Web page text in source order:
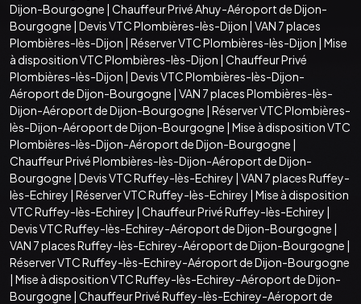
Dijon-Bourgogne | Chauffeur Privé Ahuy-Aéroport de Dijon-
Bourgogne | Devis VTC Plombières-lès-Dijon | VAN 7 places
Plombières-lès-Dijon | Réserver VTC Plombières-lès-Dijon | Mise
à disposition VTC Plombières-lès-Dijon | Chauffeur Privé
Plombières-lès-Dijon | Devis VTC Plombières-lès-Dijon-
Aéroport de Dijon-Bourgogne | VAN 7 places Plombières-lès-
Dijon-Aéroport de Dijon-Bourgogne | Réserver VTC Plombières-
lès-Dijon-Aéroport de Dijon-Bourgogne | Mise à disposition VTC
Plombières-lès-Dijon-Aéroport de Dijon-Bourgogne |
Chauffeur Privé Plombières-lès-Dijon-Aéroport de Dijon-
Bourgogne | Devis VTC Ruffey-lès-Echirey | VAN 7 places Ruffey-
lès-Echirey | Réserver VTC Ruffey-lès-Echirey | Mise à disposition
VTC Ruffey-lès-Echirey | Chauffeur Privé Ruffey-lès-Echirey |
Devis VTC Ruffey-lès-Echirey-Aéroport de Dijon-Bourgogne |
VAN 7 places Ruffey-lès-Echirey-Aéroport de Dijon-Bourgogne |
Réserver VTC Ruffey-lès-Echirey-Aéroport de Dijon-Bourgogne
| Mise à disposition VTC Ruffey-lès-Echirey-Aéroport de Dijon-
Bourgogne | Chauffeur Privé Ruffey-lès-Echirey-Aéroport de